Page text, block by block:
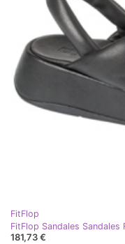
FitFlop
FitFlop Sandales
181,73 €